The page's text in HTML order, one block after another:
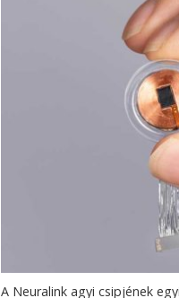
A Neuralink agyi csipjének